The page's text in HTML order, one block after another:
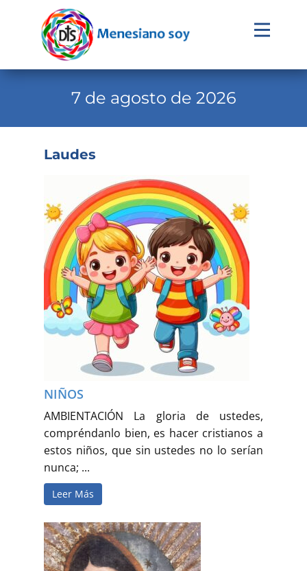
Evangelio
Familia Menesiana
Pastoral Vocacional
Recursos
Contacto
Buscar
7 de agosto de 2026
Laudes
NIÑOS
AMBIENTACIÓN La gloria de ustedes,
compréndanlo bien, es hacer cristianos a
estos niños, que sin ustedes no lo serían
nunca; ...
Leer Más